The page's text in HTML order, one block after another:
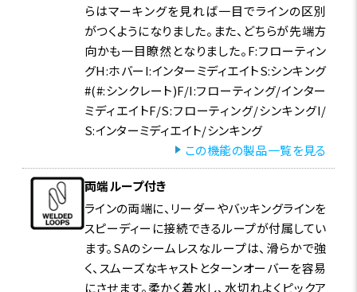
らはマーキングを見れば一目でラインの区別
がつくようになりました。また、どちらが先端方
向かも一目瞭然となりました。F:フローティン
グH:ホバーI:インターミディエイトS:シンキング
#(#:シンクレート)F/I:フローティング/インター
ミディエイトF/S:フローティング/シンキングI/
S:インターミディエイト/シンキング
この機能の製品一覧を見る
両端ループ付き
ラインの両端に、リーダーやバッキングラインを
スピーディーに接続できるループが付属してい
ます。SAのシームレスなループは、滑らかで強
く、スムーズなキャストとターンオーバーを容易
にさせます。柔かく着水し、水切れよくピックア